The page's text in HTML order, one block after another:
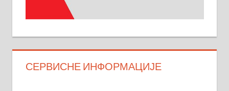
СЕРВИСНЕ ИНФОРМАЦИЈЕ